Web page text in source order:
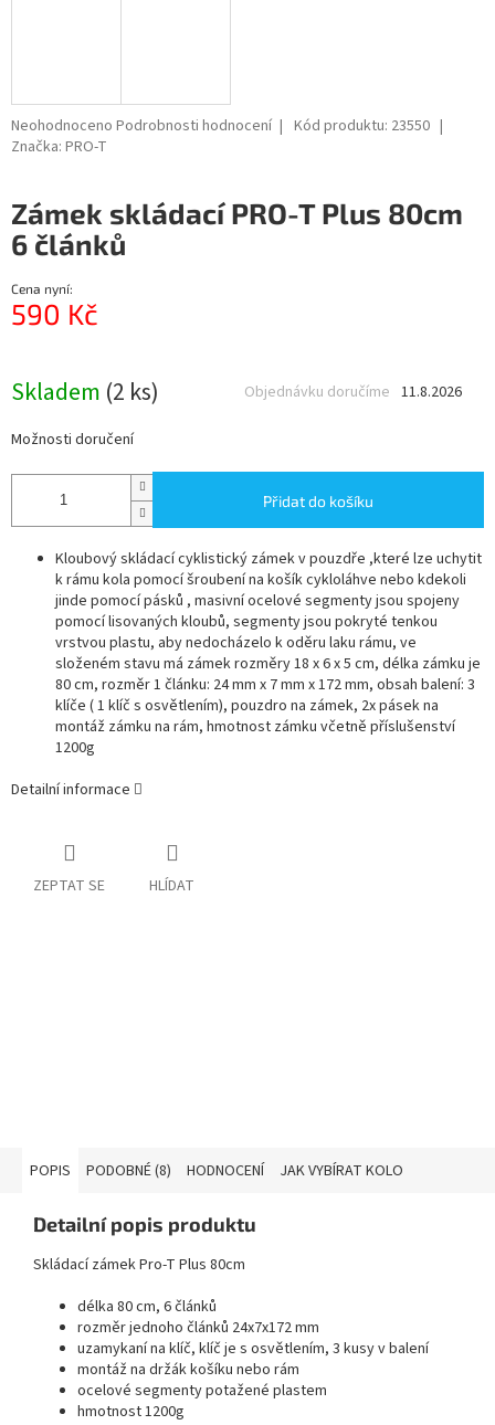
Průměrné
hodnocení
0,0
z
5
Neohodnoceno Podrobnosti hodnocení Kód produktu: 23550
Značka: PRO-T
Zámek skládací PRO-T Plus 80cm
6 článků
Cena nyní:
590 Kč
Skladem (2 ks) 11.8.2026
Objednávku doručíme
Možnosti doručení
Přidat do košíku
Kloubový skládací cyklistický zámek v pouzdře ,které lze uchytit
k rámu kola pomocí šroubení na košík cykloláhve nebo kdekoli
jinde pomocí pásků , masivní ocelové segmenty jsou spojeny
pomocí lisovaných kloubů, segmenty jsou pokryté tenkou
vrstvou plastu, aby nedocházelo k oděru laku rámu, ve
složeném stavu má zámek rozměry 18 x 6 x 5 cm, délka zámku je
80 cm, rozměr 1 článku: 24 mm x 7 mm x 172 mm, obsah balení: 3
klíče ( 1 klíč s osvětlením), pouzdro na zámek, 2x pásek na
montáž zámku na rám, hmotnost zámku včetně příslušenství
1200g
Detailní informace
ZEPTAT SE HLÍDAT
POPIS PODOBNÉ (8) HODNOCENÍ JAK VYBÍRAT KOLO
Detailní popis produktu
Skládací zámek Pro-T Plus 80cm
délka 80 cm, 6 článků
rozměr jednoho článků 24x7x172 mm
uzamykaní na klíč, klíč je s osvětlením, 3 kusy v balení
montáž na držák košíku nebo rám
ocelové segmenty potažené plastem
hmotnost 1200g